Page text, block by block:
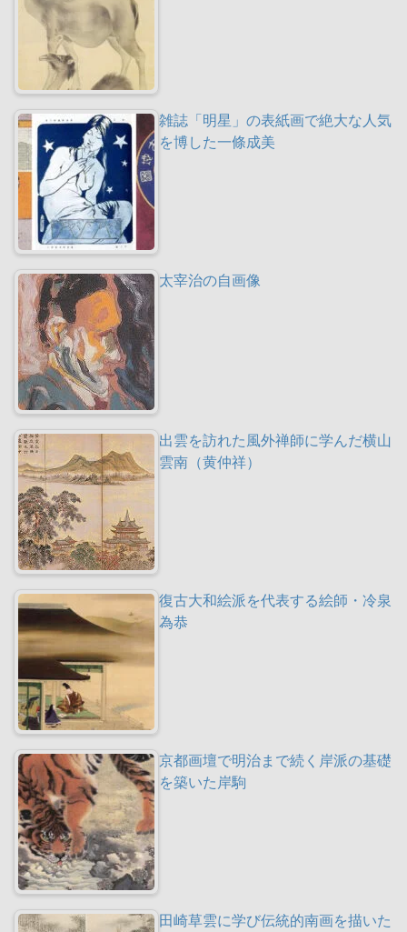
雑誌「明星」の表紙画で絶大な人気
を博した一條成美
太宰治の自画像
出雲を訪れた風外禅師に学んだ横山
雲南（黄仲祥）
復古大和絵派を代表する絵師・冷泉
為恭
京都画壇で明治まで続く岸派の基礎
を築いた岸駒
田崎草雲に学び伝統的南画を描いた